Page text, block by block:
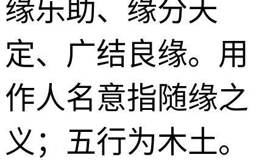
缘乐助、缘分天
定、广结良缘。用
作人名意指随缘之
义；五行为木土。